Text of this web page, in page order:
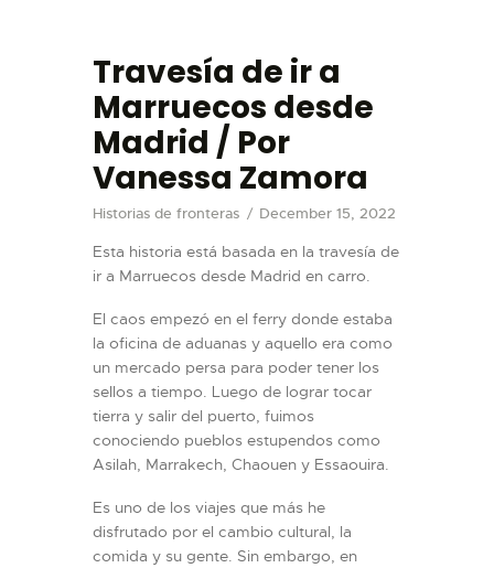
VISIT
EXHIBITIONS
TIENDA
EDUCATION
BUY TICKET
ESPAÑOL
Travesía de ir a
Marruecos desde
Madrid / Por
Vanessa Zamora
Historias de fronteras December 15, 2022
Esta historia está basada en la travesía de
ir a Marruecos desde Madrid en carro.
El caos empezó en el ferry donde estaba
la oficina de aduanas y aquello era como
un mercado persa para poder tener los
sellos a tiempo. Luego de lograr tocar
tierra y salir del puerto, fuimos
conociendo pueblos estupendos como
Asilah, Marrakech, Chaouen y Essaouira.
Es uno de los viajes que más he
disfrutado por el cambio cultural, la
comida y su gente. Sin embargo, en